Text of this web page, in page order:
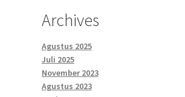
Archives
Agustus 2025
Juli 2025
November 2023
Agustus 2023